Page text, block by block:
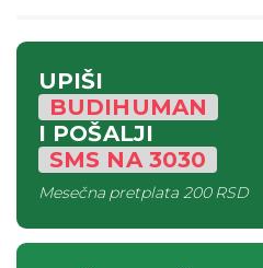
UPIŠI
BUDIHUMAN
I POŠALJI
SMS NA3030
Mesečna pretplata200 RSD